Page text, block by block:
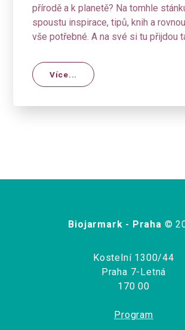
přírodě a k planetě? Na tomhle
spoustu inspirace, tipů, knih a
vše potřebné. A na své si tu přijdou
Více...
Biojarmark - Praha ©
Kostelní 1300/44
Praha 7-Letná
170 00
Program